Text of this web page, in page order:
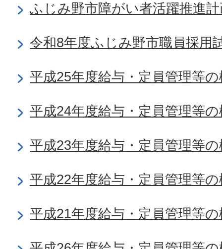
ふじみ野市障がい者活躍推進
令和8年度ふじみ野市職員採用
平成25年度給与・定員管理等
平成24年度給与・定員管理等
平成23年度給与・定員管理等
平成22年度給与・定員管理等
平成21年度給与・定員管理等